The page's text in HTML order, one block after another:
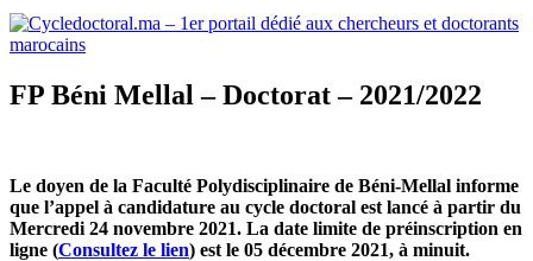
Cycledoctoral.ma – 1er portail dédié aux chercheurs et doctorants
marocains
FP Béni Mellal – Doctorat – 2021/2022
Le doyen de la Faculté Polydisciplinaire de Béni-Mellal informe
que l’appel à candidature au cycle doctoral est lancé à partir du
Mercredi 24 novembre 2021. La date limite de préinscription en
ligne (Consultez le lien) est le 05 décembre 2021, à minuit.